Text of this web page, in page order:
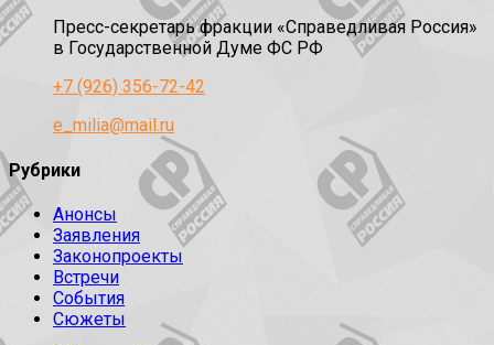
Пресс-секретарь фракции «Справедливая Россия»
в Государственной Думе ФС РФ
+7 (926) 356-72-42
e_milia@mail.ru
Рубрики
Анонсы
Заявления
Законопроекты
Встречи
События
Сюжеты